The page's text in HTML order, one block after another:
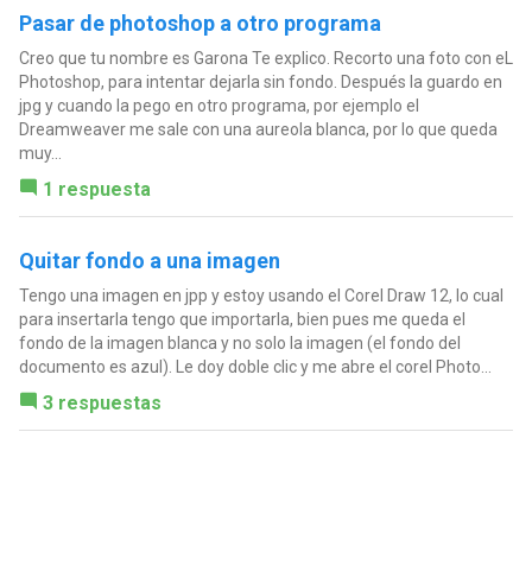
Pasar de photoshop a otro programa
Creo que tu nombre es Garona Te explico. Recorto una foto con eL
Photoshop, para intentar dejarla sin fondo. Después la guardo en
jpg y cuando la pego en otro programa, por ejemplo el
Dreamweaver me sale con una aureola blanca, por lo que queda
muy...
1 respuesta
Quitar fondo a una imagen
Tengo una imagen en jpp y estoy usando el Corel Draw 12, lo cual
para insertarla tengo que importarla, bien pues me queda el
fondo de la imagen blanca y no solo la imagen (el fondo del
documento es azul). Le doy doble clic y me abre el corel Photo...
3 respuestas